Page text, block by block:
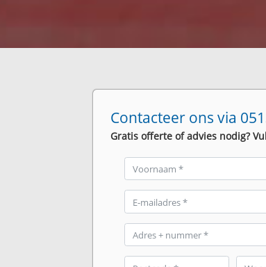
Contacteer ons via
Gratis offerte of advies nodig?